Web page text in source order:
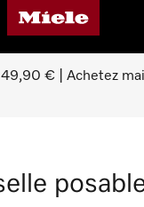
Page d'accueil Miele
€ | Achetez